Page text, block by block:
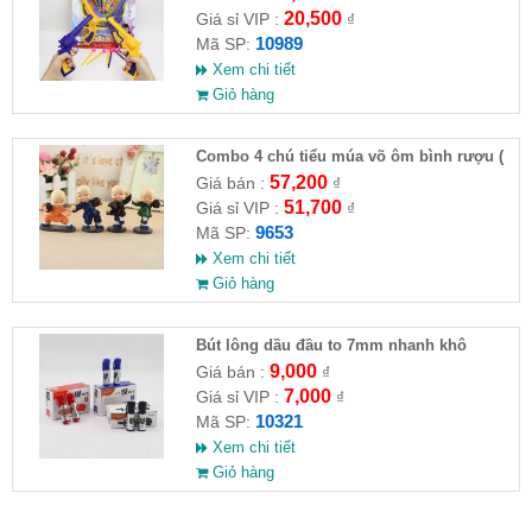
Giá sỉ VIP : 20,500₫
Mã SP: 10989
Xem chi tiết
Giỏ hàng
Combo 4 chú tiểu múa võ ôm bình rượu (
HĐ )
Giá bán : 57,200₫
Giá sỉ VIP : 51,700₫
Mã SP: 9653
Xem chi tiết
Giỏ hàng
Bút lông dầu đầu to 7mm nhanh khô
Giá bán : 9,000₫
Giá sỉ VIP : 7,000₫
Mã SP: 10321
Xem chi tiết
Giỏ hàng